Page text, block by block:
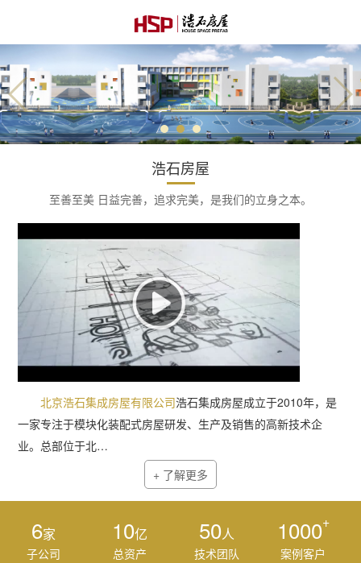
浩石房屋
至善至美 日益完善，追求完美，是我们的立身之本。
北京浩石集成房屋有限公司浩石集成房屋成立于2010年，是
一家专注于模块化装配式房屋研发、生产及销售的高新技术企
业。总部位于北…
+ 了解更多
6家
子公司
10亿
总资产
50人
技术团队
1000+
案例客户